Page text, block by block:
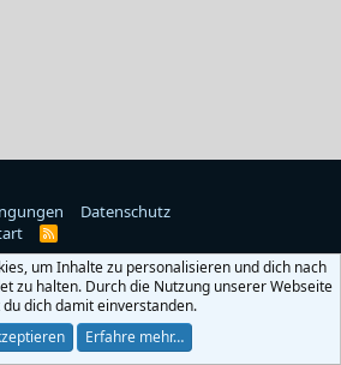
Datenschutz
R
S
um Inhalte zu personalisieren und dich nach
zu halten. Durch die Nutzung unserer Webseite
dich damit einverstanden.
Erfahre mehr…